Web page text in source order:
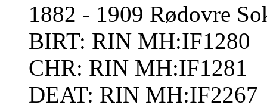
1882 - 1909 Rødovre
BIRT: RIN MH:IF1280
CHR: RIN MH:IF1281
DEAT: RIN MH:IF2267